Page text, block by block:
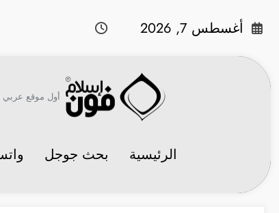
أغسطس 7, 2026
أول موقع عربي
الرئيسية بحث جوجل